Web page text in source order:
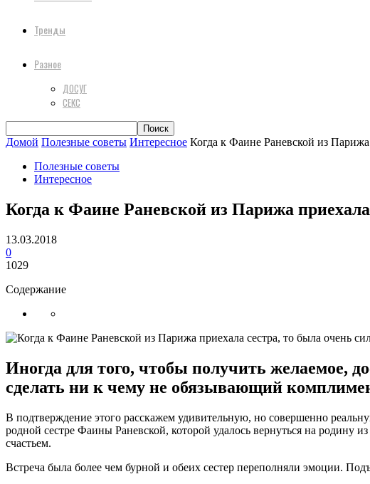
Тренды
Разное
ДОСУГ
СЕКС
Домой Полезные советы Интересное Когда к Фаине Раневской из Парижа
Полезные советы
Интересное
Когда к Фаине Раневской из Парижа
13.03.2018
0
1029
Содержание
Иногда для того, чтобы получить желаемое,
сделать ни к чему не обязывающий
В подтверждение этого расскажем удивительную, но совершенно
родной сестре Фаины Раневской, которой удалось вернуться на родину
счастьем.
Встреча была более чем бурной и обеих сестер переполняли эмоции.